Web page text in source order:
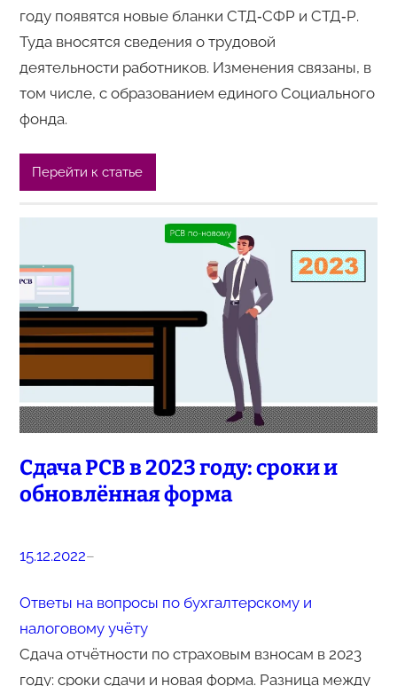
году появятся новые бланки СТД‑СФР и СТД‑Р.
Туда вносятся сведения о трудовой
деятельности работников. Изменения связаны, в
том числе, с образованием единого Социального
фонда.
Перейти к статье
Сдача РСВ в 2023 году: сроки и
обновлённая форма
15.12.2022–
Ответы на вопросы по бухгалтерскому и
налоговому учёту
Сдача отчётности по страховым взносам в 2023
году: сроки сдачи и новая форма. Разница между